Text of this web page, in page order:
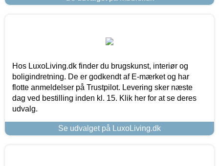
Hos LuxoLiving.dk finder du brugskunst, interiør og
boligindretning. De er godkendt af E-mærket og har
flotte anmeldelser på Trustpilot. Levering sker næste
dag ved bestilling inden kl. 15. Klik her for at se deres
udvalg.
Se udvalget på LuxoLiving.dk